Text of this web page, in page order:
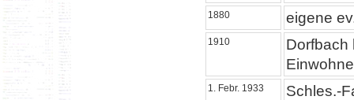
1880 eigene
1910
Dorfbach
1. Febr. 1933 Schles.-